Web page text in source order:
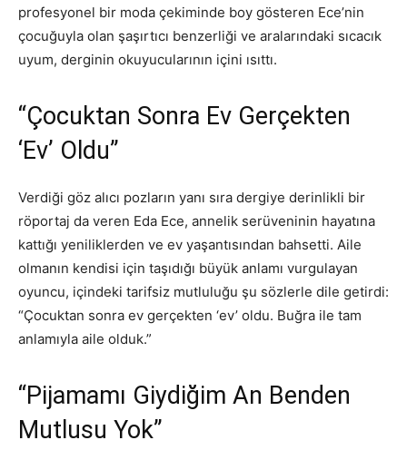
profesyonel bir moda çekiminde boy gösteren Ece’nin
çocuğuyla olan şaşırtıcı benzerliği ve aralarındaki sıcacık
uyum, derginin okuyucularının içini ısıttı.
“Çocuktan Sonra Ev Gerçekten
‘Ev’ Oldu”
Verdiği göz alıcı pozların yanı sıra dergiye derinlikli bir
röportaj da veren Eda Ece, annelik serüveninin hayatına
kattığı yeniliklerden ve ev yaşantısından bahsetti. Aile
olmanın kendisi için taşıdığı büyük anlamı vurgulayan
oyuncu, içindeki tarifsiz mutluluğu şu sözlerle dile getirdi:
“Çocuktan sonra ev gerçekten ‘ev’ oldu. Buğra ile tam
anlamıyla aile olduk.”
“Pijamamı Giydiğim An Benden
Mutlusu Yok”